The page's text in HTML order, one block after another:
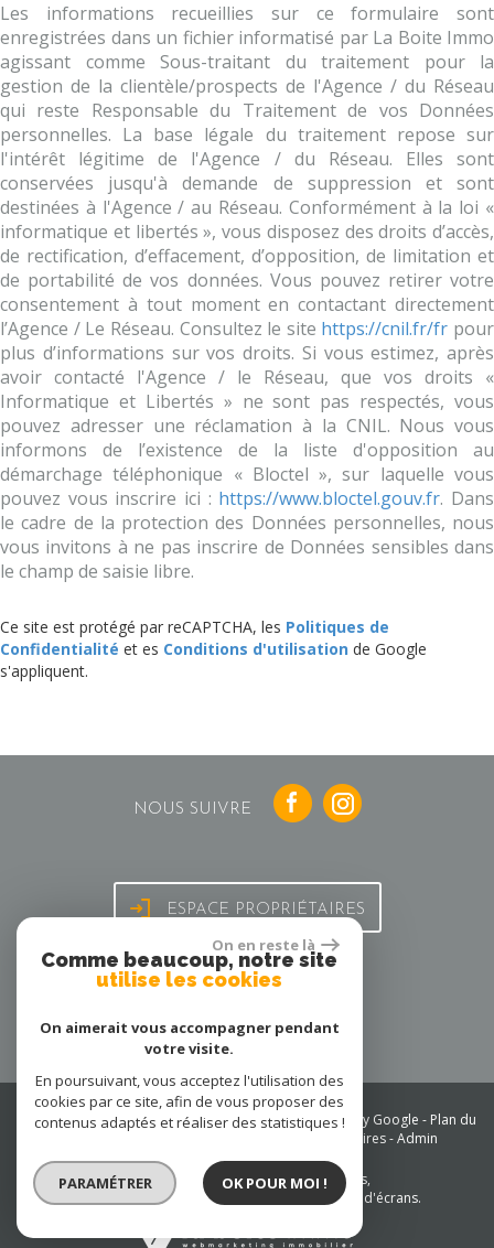
Les informations recueillies sur ce formulaire sont
enregistrées dans un fichier informatisé par La Boite Immo
agissant comme Sous-traitant du traitement pour la
gestion de la clientèle/prospects de l'Agence / du Réseau
qui reste Responsable du Traitement de vos Données
personnelles. La base légale du traitement repose sur
l'intérêt légitime de l'Agence / du Réseau. Elles sont
conservées jusqu'à demande de suppression et sont
destinées à l'Agence / au Réseau. Conformément à la loi «
informatique et libertés », vous disposez des droits d’accès,
de rectification, d’effacement, d’opposition, de limitation et
de portabilité de vos données. Vous pouvez retirer votre
consentement à tout moment en contactant directement
l’Agence / Le Réseau. Consultez le site https://cnil.fr/fr pour
plus d’informations sur vos droits. Si vous estimez, après
avoir contacté l'Agence / le Réseau, que vos droits «
Informatique et Libertés » ne sont pas respectés, vous
pouvez adresser une réclamation à la CNIL. Nous vous
informons de l’existence de la liste d'opposition au
démarchage téléphonique « Bloctel », sur laquelle vous
pouvez vous inscrire ici : https://www.bloctel.gouv.fr. Dans
le cadre de la protection des Données personnelles, nous
vous invitons à ne pas inscrire de Données sensibles dans
le champ de saisie libre.
Ce site est protégé par reCAPTCHA, les Politiques de
Confidentialité et es Conditions d'utilisation de Google
s'appliquent.
NOUS SUIVRE
ESPACE PROPRIÉTAIRES
© 2026 | Tous droits réservés | Traduction powered by Google - Plan du
Partenaires-Admin
Site internet compatible multi-supports,
un seul site adaptable à tous les types d'écrans.
On en reste là
Comme beaucoup, notre site
utilise les cookies
On aimerait vous accompagner pendant
votre visite.
En poursuivant, vous acceptez l'utilisation des
cookies par ce site, afin de vous proposer des
contenus adaptés et réaliser des statistiques !
PARAMÉTRER OK POUR MOI !